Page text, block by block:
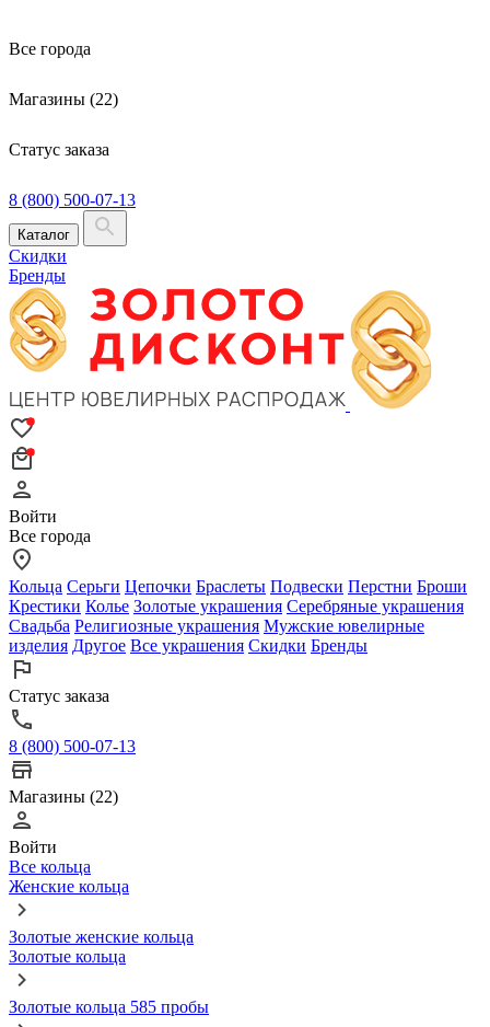
Все города
Магазины (22)
Статус заказа
8 (800) 500-07-13
Каталог
Скидки
Бренды
Войти
Все города
Кольца Серьги Цепочки Браслеты Подвески Перстни Броши
Крестики Колье Золотые украшения Серебряные украшения
Свадьба Религиозные украшения Мужские ювелирные
изделия Другое Все украшения Скидки Бренды
Статус заказа
8 (800) 500-07-13
Магазины (22)
Войти
Все кольца
Женские кольца
Золотые женские кольца
Золотые кольца
Золотые кольца 585 пробы